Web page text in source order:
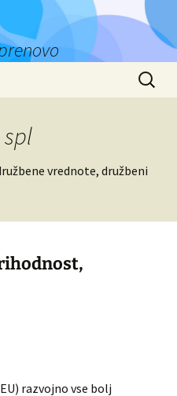
Išči:
vrednote, družbeni
razvojno vse bolj